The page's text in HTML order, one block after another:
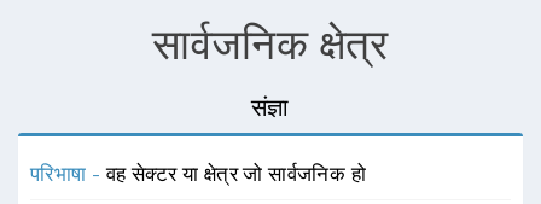
सार्वजनिक क्षेत्र
संज्ञा
परिभाषा -वह सेक्टर या क्षेत्र जो सार्वजनिक हो